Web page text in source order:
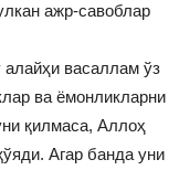
ажр-савоблар
васаллам ўз
ва ёмонликларни
қилмаса, Аллоҳ
Агар банда уни